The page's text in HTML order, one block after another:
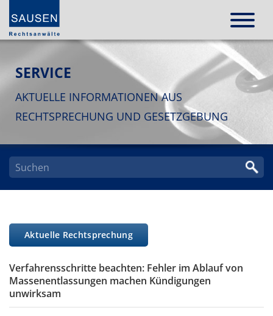
SERVICE
AKTUELLE INFORMATIONEN AUS
RECHTSPRECHUNG UND GESETZGEBUNG
Aktuelle Rechtsprechung
Verfahrensschritte beachten: Fehler im Ablauf von
Massenentlassungen machen Kündigungen
unwirksam